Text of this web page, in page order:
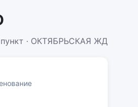
· ОКТЯБРЬСКАЯ ЖД